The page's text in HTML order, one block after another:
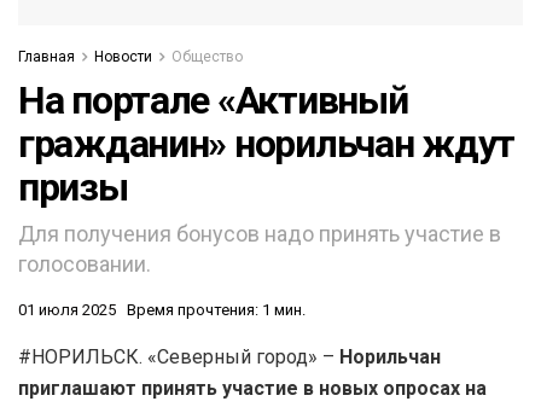
Главная Новости Общество
На портале «Активный
гражданин» норильчан ждут
призы
Для получения бонусов надо принять участие в
голосовании.
01 июля 2025 Время прочтения: 1 мин.
#НОРИЛЬСК. «Северный город» – Норильчан
приглашают принять участие в новых опросах на